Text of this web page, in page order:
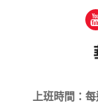
上班時間：